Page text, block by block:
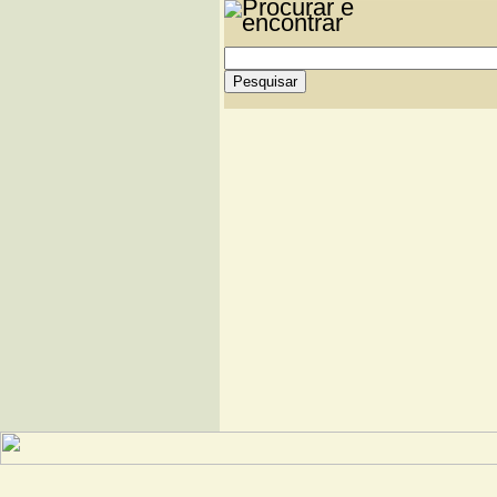
Júdice) | VÍDEO |
Morte e eternidade em
Anunciação a Maria por